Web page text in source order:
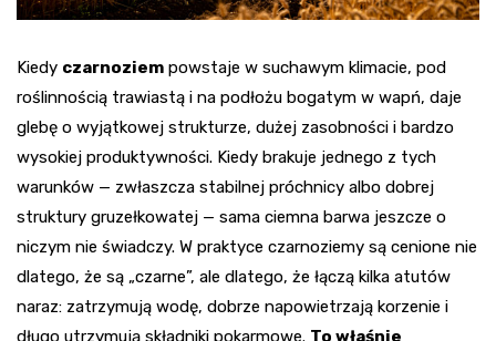
Kiedy czarnoziem powstaje w suchawym klimacie, pod
roślinnością trawiastą i na podłożu bogatym w wapń, daje
glebę o wyjątkowej strukturze, dużej zasobności i bardzo
wysokiej produktywności. Kiedy brakuje jednego z tych
warunków — zwłaszcza stabilnej próchnicy albo dobrej
struktury gruzełkowatej — sama ciemna barwa jeszcze o
niczym nie świadczy. W praktyce czarnoziemy są cenione nie
dlatego, że są „czarne”, ale dlatego, że łączą kilka atutów
naraz: zatrzymują wodę, dobrze napowietrzają korzenie i
długo utrzymują składniki pokarmowe. To właśnie